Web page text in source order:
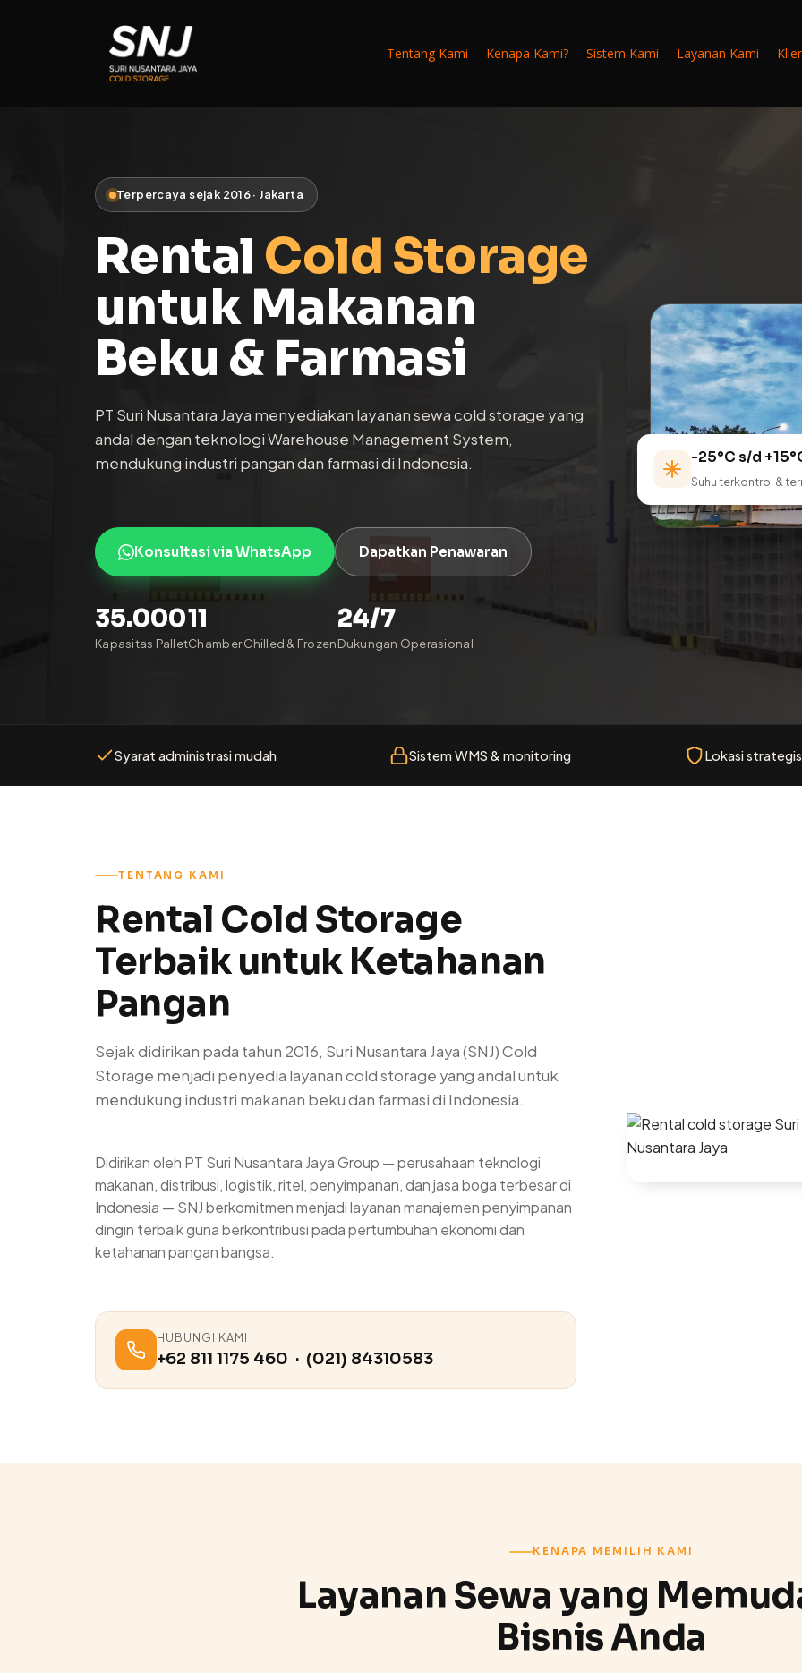
Tentang Kami Kenapa Kami? Sistem Kami Layanan Kami
Terpercaya sejak 2016 · Jakarta
Rental Cold Storage
untuk Makanan
Beku & Farmasi
PT Suri Nusantara Jaya menyediakan layanan sewa cold storage yang
andal dengan teknologi Warehouse Management System,
mendukung industri pangan dan farmasi di Indonesia.
Konsultasi via WhatsApp Dapatkan Penawaran
35.000
Kapasitas Pallet
11
Chamber Chilled & Frozen
24/7
Dukungan Operasional
-25°C s/d
Suhu terkontrol &
Syarat administrasi mudah Sistem WMS & monitoring Lokasi
TENTANG KAMI
Rental Cold Storage
Terbaik untuk Ketahanan
Pangan
Sejak didirikan pada tahun 2016, Suri Nusantara Jaya (SNJ) Cold
Storage menjadi penyedia layanan cold storage yang andal untuk
mendukung industri makanan beku dan farmasi di Indonesia.
Didirikan oleh PT Suri Nusantara Jaya Group — perusahaan teknologi
makanan, distribusi, logistik, ritel, penyimpanan, dan jasa boga terbesar di
Indonesia — SNJ berkomitmen menjadi layanan manajemen penyimpanan
dingin terbaik guna berkontribusi pada pertumbuhan ekonomi dan
ketahanan pangan bangsa.
HUBUNGI KAMI
+62 811 1175 460 · (021) 84310583
KENAPA MEMILIH KAMI
Layanan Sewa yang
Bisnis Anda